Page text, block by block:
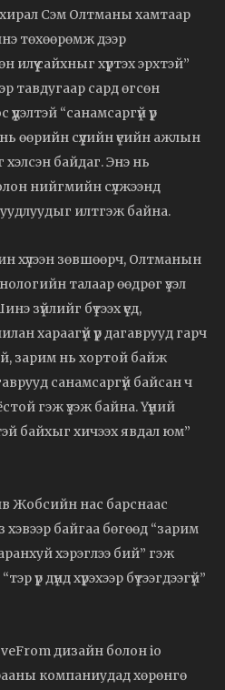
Сэм Олтманы хамтаар
төхөөрөмж дээр
илүү сайхныг хүртэх эрхтэй”
тавдугаар сард өгсөн
“санамсаргүй үр
өөрийн сүүлийн үеийн ажлын
хэлсэн байдаг. Энэ нь
нийгмийн сүлжээнд
илтгэж байна.
хүлээн зөвшөөрч, Олтманын
талаар өөдрөг үзэл
зүйлийг бүтээх үед,
хараагүй үр дагаврууд гарч
зарим нь хортой байж
санамсаргүй байсан ч
гэж үзэж байна. Үүний
байхыг хичээх явдал юм”
Жобсийн нас барснаас
байгаа бөгөөд “зарим
хэрэглээ бий” гэж
үр дүнд хүрэхээр бүтээгдээгүй”
дизайн болон io
компаниудад хөрөнгө